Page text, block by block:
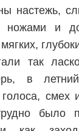
настежь,
ножами и
так
в
смех
было